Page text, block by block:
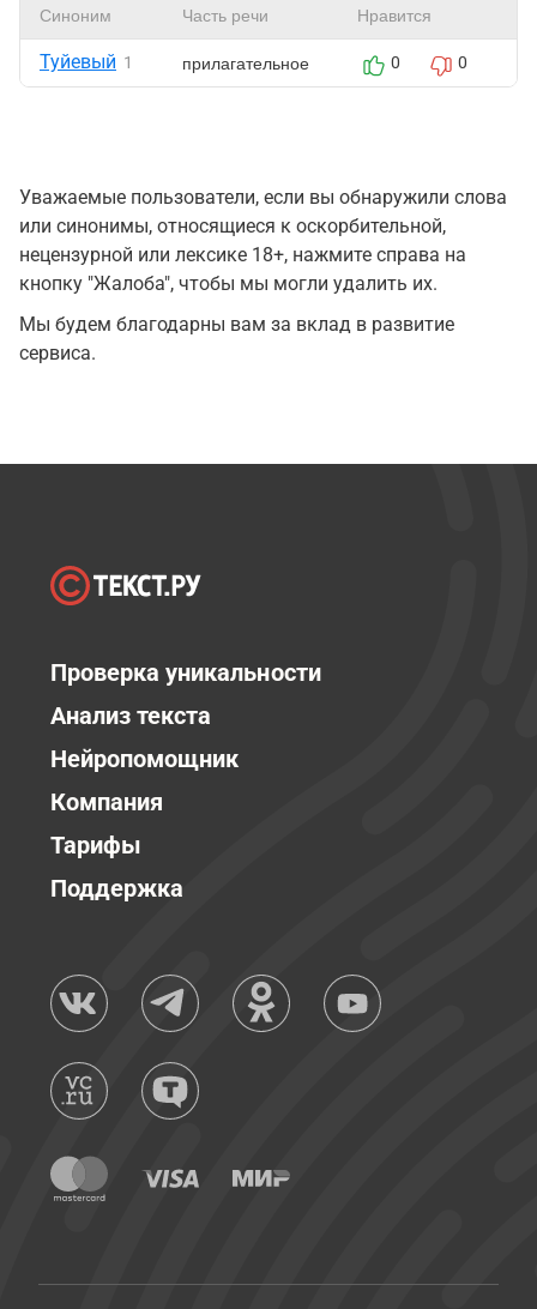
Синоним Часть речи Нравится
Туйевый 1 прилагательное 0 0
Уважаемые пользователи, если вы обнаружили слова
или синонимы, относящиеся к оскорбительной,
нецензурной или лексике 18+, нажмите справа на
кнопку "Жалоба", чтобы мы могли удалить их.
Мы будем благодарны вам за вклад в развитие
сервиса.
Проверка уникальности
Анализ текста
Нейропомощник
Компания
Тарифы
Поддержка